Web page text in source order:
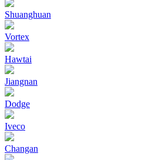
Shuanghuan
Vortex
Hawtai
Jiangnan
Dodge
Iveco
Changan